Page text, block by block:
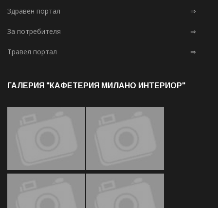
Здравен портал ⇒
За потребителя ⇒
Травел портал ⇒
ГАЛЕРИЯ "КАФЕТЕРИЯ МИЛАНО ИНТЕРИОР"